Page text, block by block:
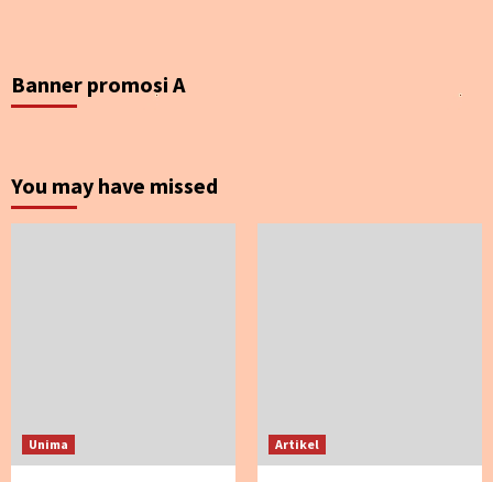
Banner promosi A
You may have missed
Unima Artikel